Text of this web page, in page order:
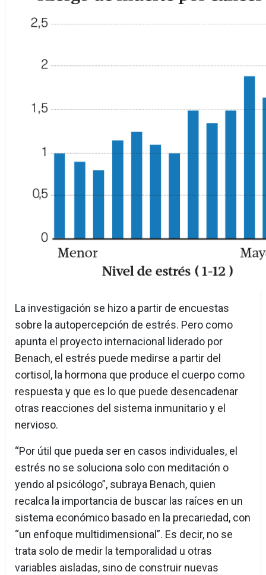
La investigación se hizo a partir de encuestas
sobre la autopercepción de estrés. Pero como
apunta el proyecto internacional liderado por
Benach, el estrés puede medirse a partir del
cortisol, la hormona que produce el cuerpo como
respuesta y que es lo que puede desencadenar
otras reacciones del sistema inmunitario y el
nervioso.
“Por útil que pueda ser en casos individuales, el
estrés no se soluciona solo con meditación o
yendo al psicólogo”, subraya Benach, quien
recalca la importancia de buscar las raíces en un
sistema económico basado en la precariedad, con
“un enfoque multidimensional”. Es decir, no se
trata solo de medir la temporalidad u otras
variables aisladas, sino de construir nuevas